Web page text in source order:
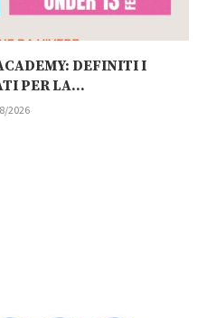
DEFINITI I
PER LA...
2026